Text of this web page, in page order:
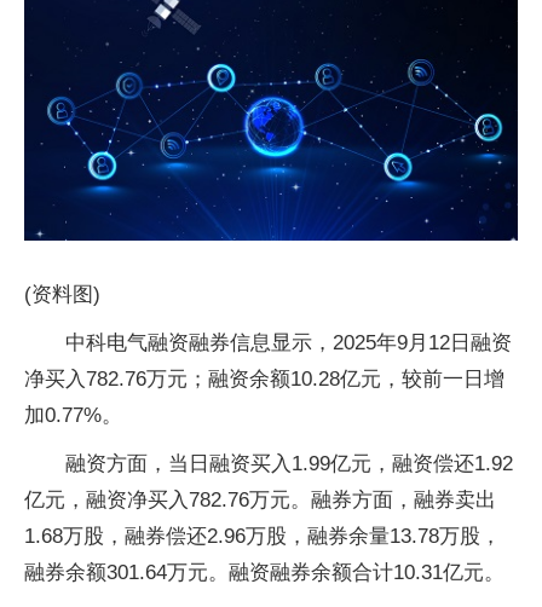
(资料图)
中科电气融资融券信息显示，2025年9月12日融资
净买入782.76万元；融资余额10.28亿元，较前一日增
加0.77%。
融资方面，当日融资买入1.99亿元，融资偿还1.92
亿元，融资净买入782.76万元。融券方面，融券卖出
1.68万股，融券偿还2.96万股，融券余量13.78万股，
融券余额301.64万元。融资融券余额合计10.31亿元。